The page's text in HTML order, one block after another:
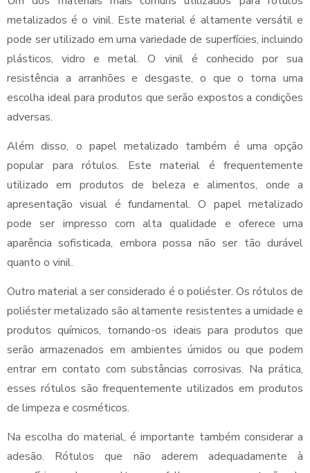
metalizados é o vinil. Este material é altamente versátil e
pode ser utilizado em uma variedade de superfícies, incluindo
plásticos, vidro e metal. O vinil é conhecido por sua
resistência a arranhões e desgaste, o que o torna uma
escolha ideal para produtos que serão expostos a condições
adversas.
Além disso, o papel metalizado também é uma opção
popular para rótulos. Este material é frequentemente
utilizado em produtos de beleza e alimentos, onde a
apresentação visual é fundamental. O papel metalizado
pode ser impresso com alta qualidade e oferece uma
aparência sofisticada, embora possa não ser tão durável
quanto o vinil.
Outro material a ser considerado é o poliéster. Os rótulos de
poliéster metalizado são altamente resistentes a umidade e
produtos químicos, tornando-os ideais para produtos que
serão armazenados em ambientes úmidos ou que podem
entrar em contato com substâncias corrosivas. Na prática,
esses rótulos são frequentemente utilizados em produtos
de limpeza e cosméticos.
Na escolha do material, é importante também considerar a
adesão. Rótulos que não aderem adequadamente à